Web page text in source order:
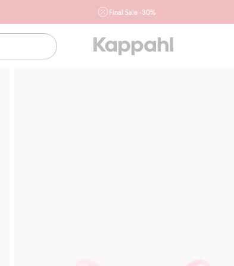
Final Sale -30%
ofertę, również z działu outlet do 10.8 w sklepach Kappahl i
Newbie oraz na kappahl.com. Ofert nie łączymy